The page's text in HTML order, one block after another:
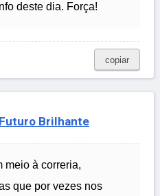
deste dia. Força!
copiar
Brilhante
meio à correria,
que por vezes nos